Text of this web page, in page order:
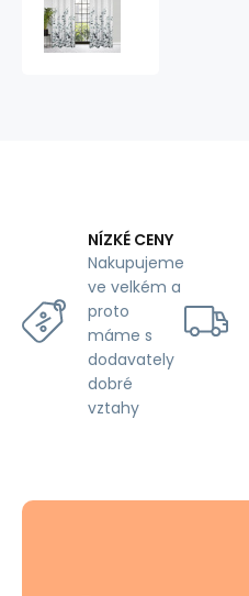
NÍZKÉ CENY
Nakupujeme
ve velkém a
proto
máme s
dodavately
dobré
vztahy